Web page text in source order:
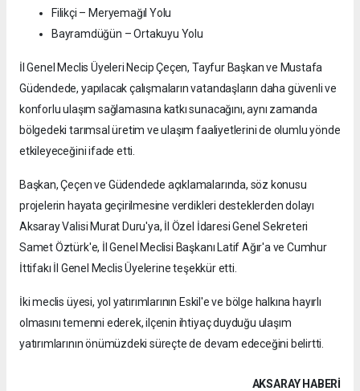
Filikçi – Meryemağıl Yolu
Bayramdüğün – Ortakuyu Yolu
İl Genel Meclis Üyeleri Necip Çeçen, Tayfur Başkan ve Mustafa
Güdendede, yapılacak çalışmaların vatandaşların daha güvenli ve
konforlu ulaşım sağlamasına katkı sunacağını, aynı zamanda
bölgedeki tarımsal üretim ve ulaşım faaliyetlerini de olumlu yönde
etkileyeceğini ifade etti.
Başkan, Çeçen ve Güdendede açıklamalarında, söz konusu
projelerin hayata geçirilmesine verdikleri desteklerden dolayı
Aksaray Valisi Murat Duru'ya, İl Özel İdaresi Genel Sekreteri
Samet Öztürk'e, İl Genel Meclisi Başkanı Latif Ağır'a ve Cumhur
İttifakı İl Genel Meclis Üyelerine teşekkür etti.
İki meclis üyesi, yol yatırımlarının Eskil'e ve bölge halkına hayırlı
olmasını temenni ederek, ilçenin ihtiyaç duyduğu ulaşım
yatırımlarının önümüzdeki süreçte de devam edeceğini belirtti.
AKSARAY HABERİ